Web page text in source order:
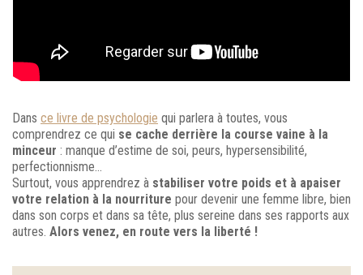
Dans ce livre de psychologie qui parlera à toutes, vous
comprendrez ce qui se cache derrière la course vaine à la
minceur : manque d’estime de soi, peurs, hypersensibilité,
perfectionnisme…
Surtout, vous apprendrez à stabiliser votre poids et à apaiser
votre relation à la nourriture pour devenir une femme libre, bien
dans son corps et dans sa tête, plus sereine dans ses rapports aux
autres. Alors venez, en route vers la liberté !